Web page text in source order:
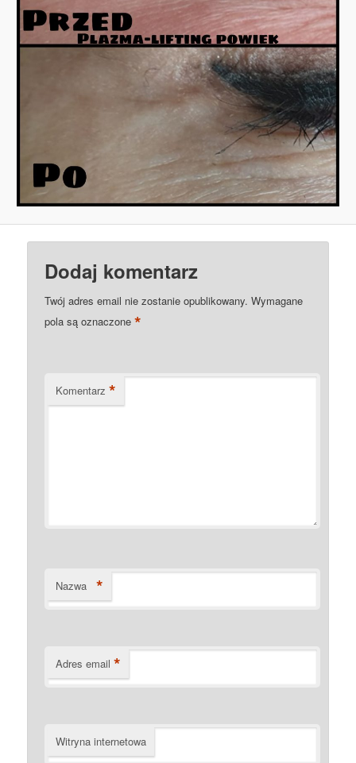
Dodaj komentarz
Twój adres email nie zostanie opublikowany. Wymagane
pola są oznaczone*
Komentarz *
Nazwa *
Adres email *
Witryna internetowa